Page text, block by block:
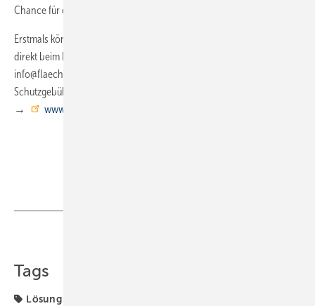
Chance für die Beteiligten darstellt.
Erstmals können in diesem Jahr Interessierte die Tagungsunterlagen
direkt beim BVF anfordern, entweder per E-Mail an
info@flaechenheizung.de oder per Fax an (0 23 31) 4 89 19-03. Die
Schutzgebühr beträgt 50 Euro. Weitere Infos unter
→
www.flaechenheizung.de
Tags
Lösung